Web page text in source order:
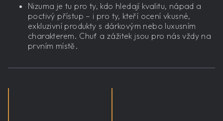
Nizuma je tu pro ty, kdo hledají kvalitu, nápad a
poctivý přístup – i pro ty, kteří ocení vkusné,
exkluzivní produkty s dárkovým nebo luxusním
charakterem. Chuť a zážitek jsou pro nás vždy na
prvním místě.